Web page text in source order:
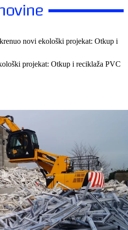
novi ekološki projekat: Otkup i
projekat: Otkup i reciklaža PVC